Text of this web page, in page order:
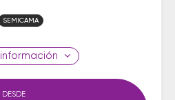
SEMICAMA
información
DESDE